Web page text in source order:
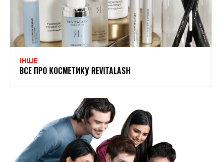
ІНШЕ
ВСЕ ПРО КОСМЕТИКУ REVITALASH